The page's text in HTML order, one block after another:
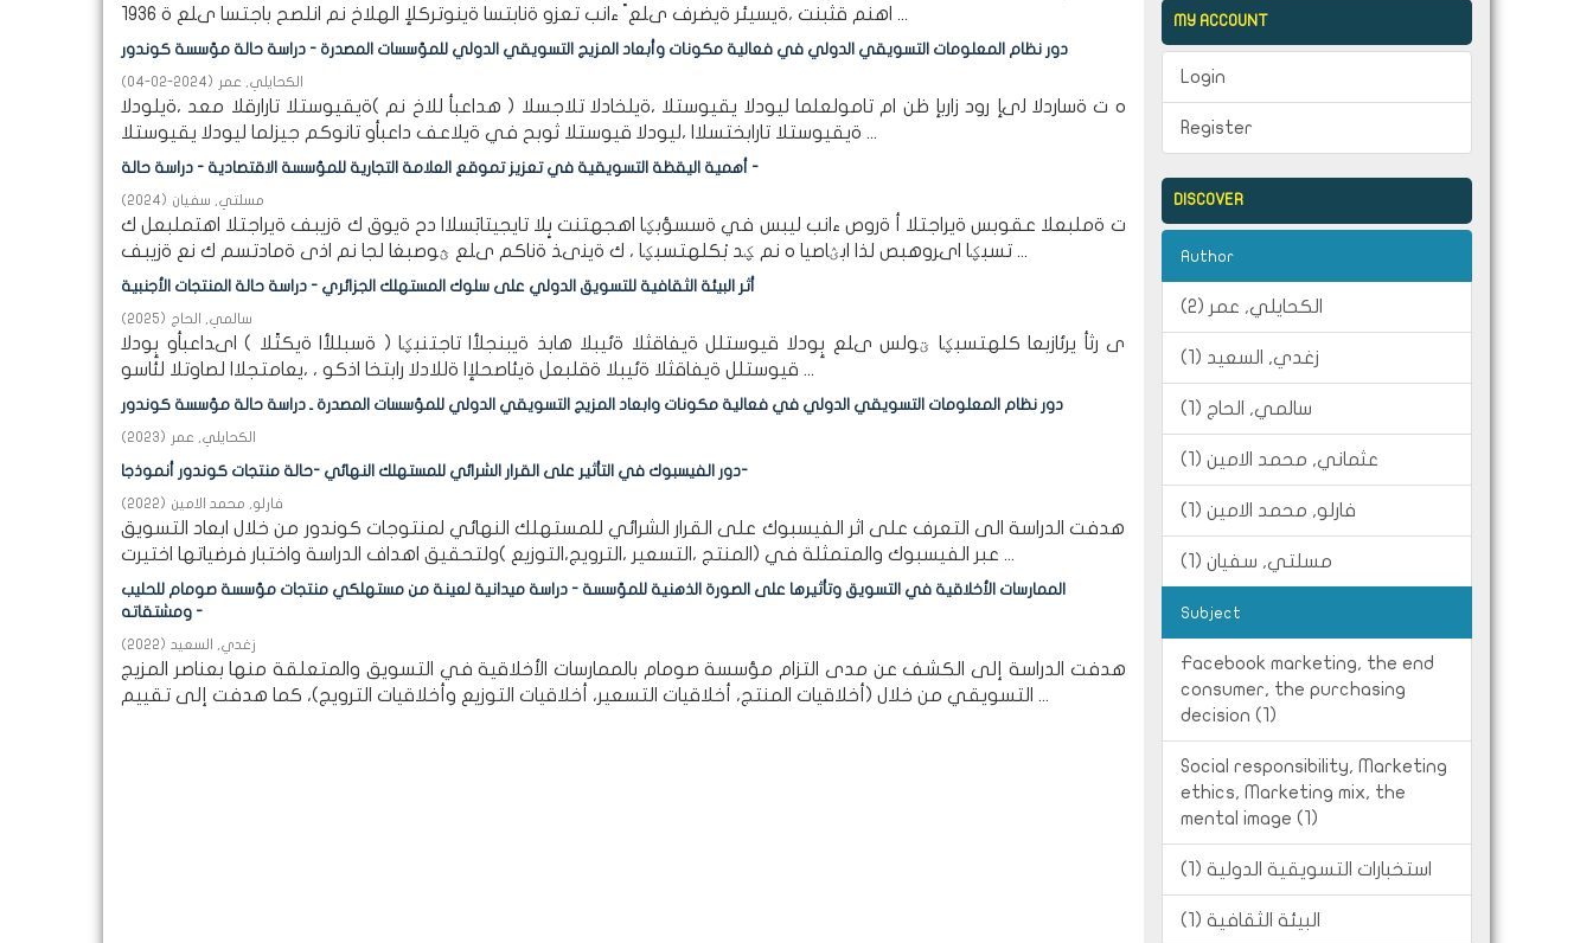
اهنم قثبنت ،ةيسيئر ةيضرف ىلع ً ءانب تعزو ةنابتسا ةينوتركلإ الهلاخ نم انلصح باجتسا ىلع ة 1936 ...
دور نظام المعلومات التسويقي الدولي في فعالية مكونات وأبعاد المزيج التسويقي الدولي للمؤسسات المصدرة - دراسة حالة مؤسسة كوندور
الكحايلي, عمر (
2024-02-04
)
ه ت ةساردلا لىإ رود زاربإ ظن ام تامولعلما ليودلا يقيوستلا ،ةيلخادلا تلاجسلا ( هداعبأ للاخ نم )ةيقيوستلا تارارقلا معد ،ةيلودلا
ةيقيوستلا تارابختسلاا ،ليودلا قيوستلا ثوبح في ةيلاعف داعبأو تانوكم جيزلما ليودلا يقيوستلا ...
أهمية اليقظة التسويقية في تعزيز تموقع العلامة التجارية للمؤسسة الاقتصادية - دراسة حالة -
مسلتي, سفيان (
2024
)
ت ةملبعلا عقوبس ةيراجتلا أ ةروص ءانب ليبس في ةسسؤبؼا اهجهتنت بٍلا تايجيتابَسلاا دح ةيوق ك ةزيبف ةيراجتلا اهتملبعل ك
تسبؼا اىروهبص لذا ابؽاصيا ه نم ؼد بْكلهتسبؼا ، ك ةينىذ ةناكم ىلع ؿوصبغا لجا نم اذى ةمادتسم ك نع ةزيبف ...
أثر البيئة الثقافية للتسويق الدولي على سلوك المستهلك الجزائري - دراسة حالة المنتجات الأجنبية
سالمي, الحاج (
2025
)
ى رثأ يرئازبعا كلهتسبؼا ؾولس ىلع بٕودلا قيوستلل ةيفاقثلا ةئيبلا هابذ ةيبنجلأا تاجتنبؼا ( ةسبللأا ةيكتًلا ) اىداعبأو بٕودلا
قيوستلل ةيفاقثلا ةئيبلا ةقلبعل ةيئاصحلإا ةللادلا رابتخا اذكو ، ،يعامتجلاا لصاوتلا لئاسو ...
دور نظام المعلومات التسويقي الدولي في فعالية مكونات وابعاد المزيج التسويقي الدولي للمؤسسات المصدرة ـ دراسة حالة مؤسسة كوندور
الكحايلي, عمر (
2023
)
دور الفيسبوك في التأثير على القرار الشرائي للمستهلك النهائي -حالة منتجات كوندور أنموذجا-
فارلو, محمد الامين (
2022
)
هدفت الدراسة الى التعرف على اثر الفيسبوك على القرار الشرائي للمستهلك النهائي لمنتوجات كوندور من خلال ابعاد التسويق
عبر الفيسبوك والمتمثلة في (المنتج ،التسعير ،الترويج،التوزيع )ولتحقيق اهداف الدراسة واختبار فرضياتها اختيرت ...
الممارسات الأخلاقية في التسويق وتأثيرها على الصورة الذهنية للمؤسسة - دراسة ميدانية لعينة من مستهلكي منتجات مؤسسة صومام للحليب
ومشتقاته -
زغدي, السعيد (
2022
)
هدفت الدراسة إلى الكشف عن مدى التزام مؤسسة صومام بالممارسات الأخلاقية في التسويق والمتعلقة منها بعناصر المزيج
التسويقي من خلال (أخلاقيات المنتج، أخلاقيات التسعير، أخلاقيات التوزيع وأخلاقيات الترويج)، كما هدفت إلى تقييم ...
MY ACCOUNT
Login
Register
DISCOVER
Author
الكحايلي, عمر (2)
زغدي, السعيد (1)
سالمي, الحاج (1)
عثماني, محمد الامين (1)
فارلو, محمد الامين (1)
مسلتي, سفيان (1)
Subject
Facebook marketing, the end
consumer, the purchasing
decision (1)
Social responsibility, Marketing
ethics, Marketing mix, the
mental image (1)
استخبارات التسويقية الدولية (1)
البيئة الثقافية (1)